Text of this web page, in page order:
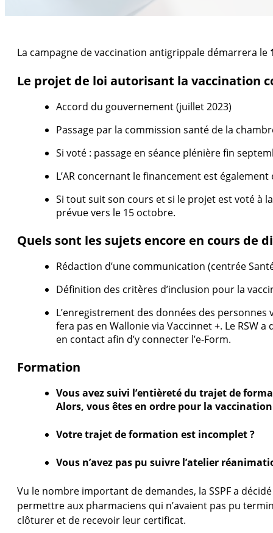
La campagne de vaccination antigrippale démarrera le
Le projet de loi autorisant la vaccination
Accord du gouvernement (juillet 2023)
Passage par la commission santé de la
Si voté : passage en séance plénière fin
L’AR concernant le financement est
Si tout suit son cours et si le projet est voté à
prévue vers le 15 octobre.
Quels sont les sujets encore en cours de
Rédaction d’une communication (centrée
Définition des critères d’inclusion pour la
L’enregistrement des données des
fera pas en Wallonie via Vaccinnet +. Le RSW
en contact afin d’y connecter l’e-Form.
Formation
Vous avez suivi l’entièreté du trajet de
Alors, vous êtes en ordre pour la
Votre trajet de formation est incomplet ?
Vous n’avez pas pu suivre l’atelier
Vu le nombre important de demandes, la SSPF a
permettre aux pharmaciens qui n’avaient pas pu
clôturer et de recevoir leur certificat.